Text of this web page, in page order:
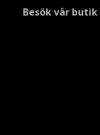
Besök vår